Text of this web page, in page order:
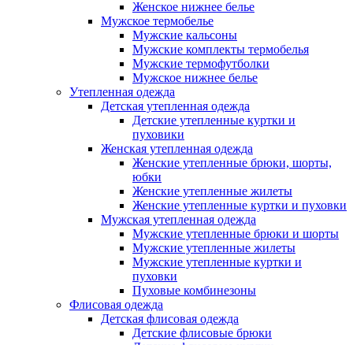
Женское нижнее белье
Мужское термобелье
Мужские кальсоны
Мужские комплекты термобелья
Мужские термофутболки
Мужское нижнее белье
Утепленная одежда
Детская утепленная одежда
Детские утепленные куртки и
пуховики
Женская утепленная одежда
Женские утепленные брюки, шорты,
юбки
Женские утепленные жилеты
Женские утепленные куртки и пуховки
Мужская утепленная одежда
Мужские утепленные брюки и шорты
Мужские утепленные жилеты
Мужские утепленные куртки и
пуховки
Пуховые комбинезоны
Флисовая одежда
Детская флисовая одежда
Детские флисовые брюки